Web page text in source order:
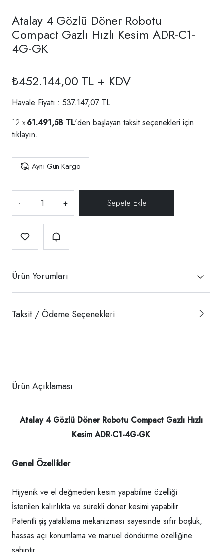
Atalay 4 Gözlü Döner Robotu
Compact Gazlı Hızlı Kesim ADR-C1-
4G-GK
₺452.144,00 TL + KDV
Havale Fiyatı : 537.147,07 TL
61.491,58 TL'den başlayan taksit seçenekleri için
tıklayın.
Aynı Gün Kargo
- +
Ürün Yorumları
Taksit / Ödeme Seçenekleri
Ürün Açıklaması
Atalay 4 Gözlü Döner Robotu Compact Gazlı Hızlı
Kesim ADR-C1-4G-GK
Genel Özellikler
Hijyenik ve el değmeden kesim yapabilme özelliği
İstenilen kalınlıkta ve sürekli döner kesimi yapabilir
Patentli şiş yataklama mekanizması sayesinde sıfır boşluk,
hassas açı konumlama ve manuel döndürme özelliğine